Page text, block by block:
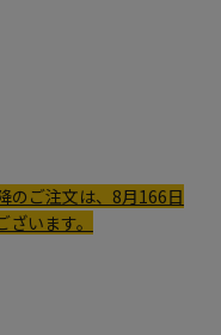
のご注文は、8月166日
います。